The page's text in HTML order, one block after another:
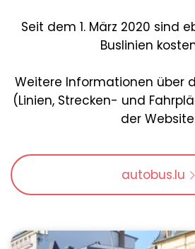
Seit dem 1. März 2020 sind
Buslinien
Weitere Informationen über
(Linien, Strecken- und
der
autobus.lu